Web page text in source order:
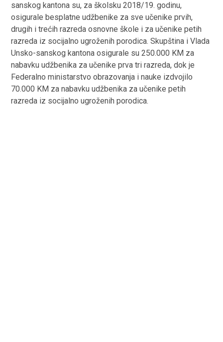
sanskog kantona su, za školsku 2018/19. godinu,
osigurale besplatne udžbenike za sve učenike prvih,
drugih i trećih razreda osnovne škole i za učenike petih
razreda iz socijalno ugroženih porodica. Skupština i Vlada
Unsko-sanskog kantona osigurale su 250.000 KM za
nabavku udžbenika za učenike prva tri razreda, dok je
Federalno ministarstvo obrazovanja i nauke izdvojilo
70.000 KM za nabavku udžbenika za učenike petih
razreda iz socijalno ugroženih porodica.